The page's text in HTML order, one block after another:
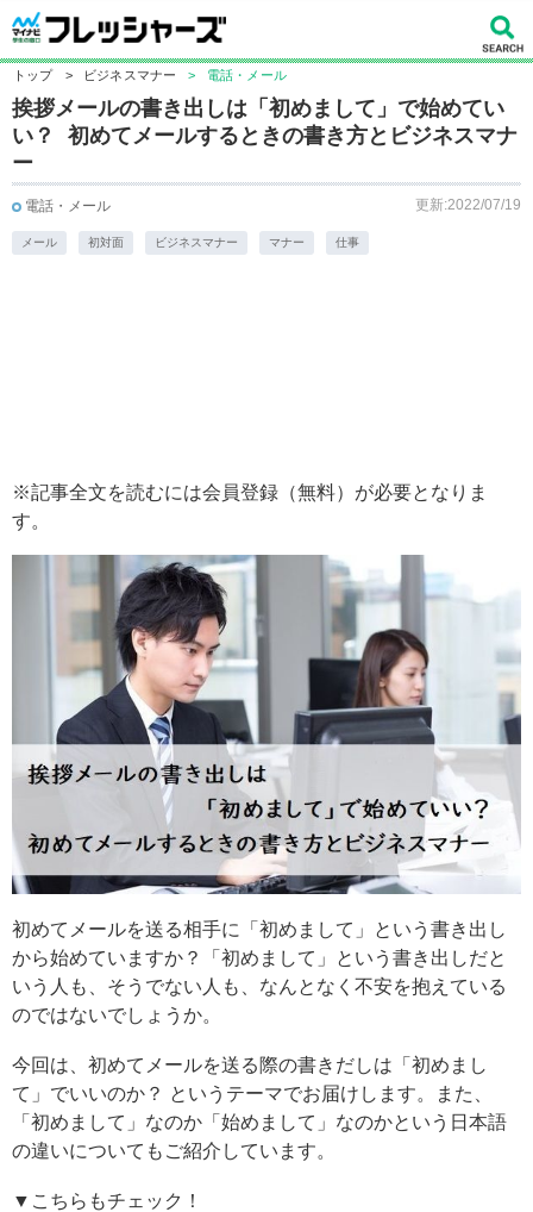
トップ > ビジネスマナー > 電話・メール
挨拶メールの書き出しは「初めまして」で始めてい
い？ 初めてメールするときの書き方とビジネスマナ
ー
電話・メール 更新:2022/07/19
メール 初対面 ビジネスマナー マナー 仕事
※記事全文を読むには会員登録（無料）が必要となりま
す。
初めてメールを送る相手に「初めまして」という書き出し
から始めていますか？「初めまして」という書き出しだと
いう人も、そうでない人も、なんとなく不安を抱えている
のではないでしょうか。
今回は、初めてメールを送る際の書きだしは「初めまし
て」でいいのか？ というテーマでお届けします。また、
「初めまして」なのか「始めまして」なのかという日本語
の違いについてもご紹介しています。
▼こちらもチェック！